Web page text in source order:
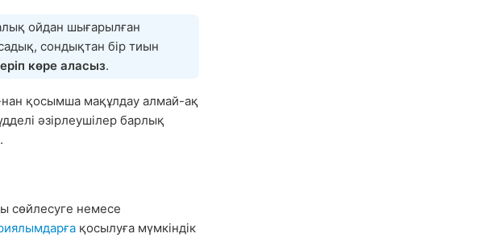
ойдан шығарылған
сондықтан бір тиын
көре аласыз.
қосымша мақұлдау алмай-ақ
әзірлеушілер барлық
сөйлесуге немесе
қосылуға мүмкіндік